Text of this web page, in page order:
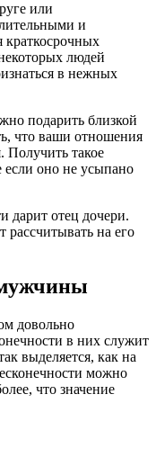
или
и
краткосрочных
людей
в нежных
подарить близкой
что ваши отношения
Получить такое
если оно не усыпано
дарит отец дочери.
рассчитывать на его
довольно
в них служит
выделяется, как на
можно
что значение